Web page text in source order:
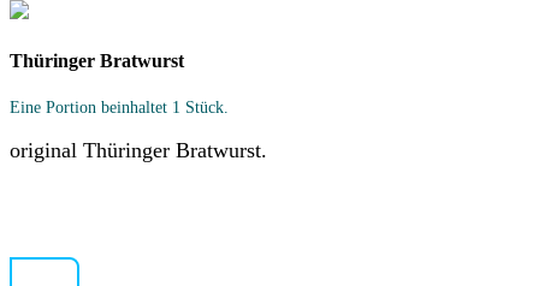
Thüringer Bratwurst
Eine Portion beinhaltet 1 Stück.
original Thüringer Bratwurst.